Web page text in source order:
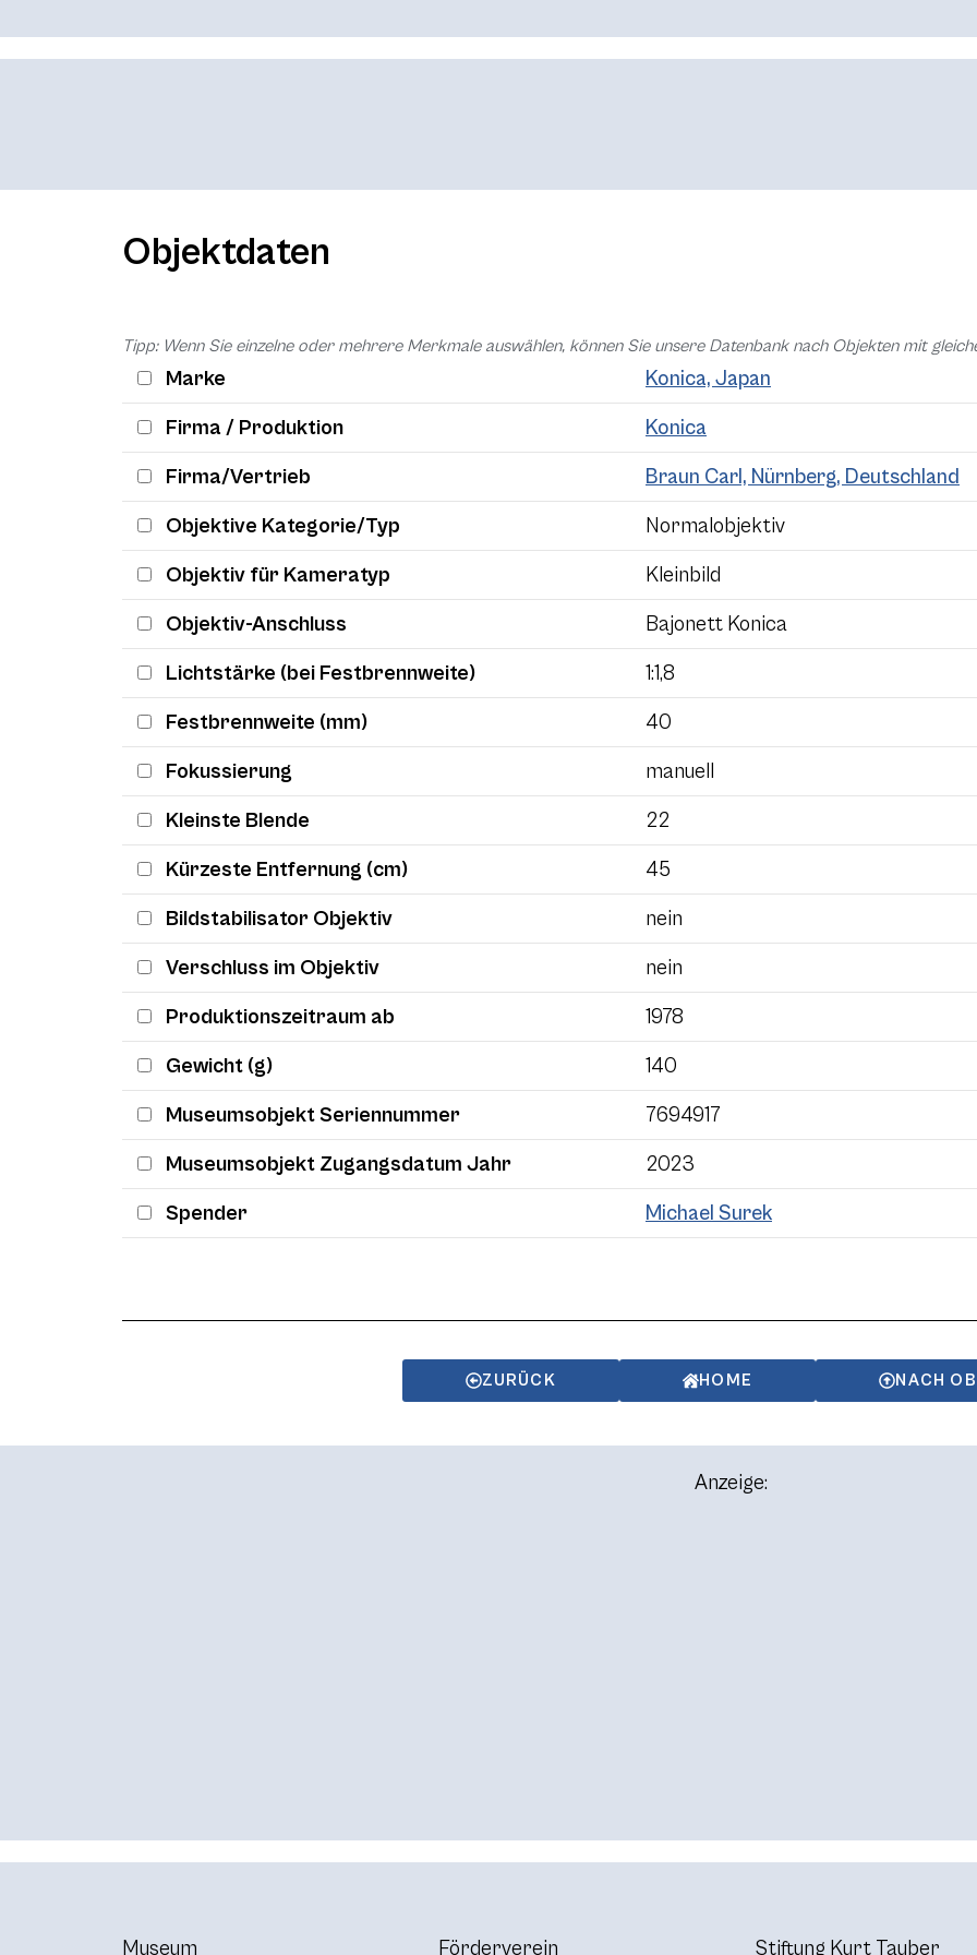
Objektdaten
Tipp: Wenn Sie einzelne oder mehrere Merkmale auswählen, können Sie unsere Datenbank nach Objekten mit
Marke Konica, Japan
Firma / Produktion Konica
Firma/Vertrieb Braun Carl, Nürnberg, Deutschland
Objektive Kategorie/Typ Normalobjektiv
Objektiv für Kameratyp Kleinbild
Objektiv-Anschluss Bajonett Konica
Lichtstärke (bei Festbrennweite) 1:1,8
Festbrennweite (mm) 40
Fokussierung manuell
Kleinste Blende 22
Kürzeste Entfernung (cm) 45
Bildstabilisator Objektiv nein
Verschluss im Objektiv nein
Produktionszeitraum ab 1978
Gewicht (g) 140
Museumsobjekt Seriennummer 7694917
Museumsobjekt Zugangsdatum Jahr 2023
Spender Michael Surek
ZURÜCK HOME NACH
Anzeige:
Museum Förderverein Stiftung Kurt Tauber